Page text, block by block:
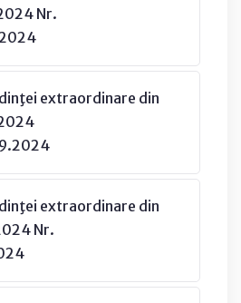
Nr.
extraordinare din
extraordinare din
Nr.